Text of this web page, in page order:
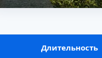
Длительность